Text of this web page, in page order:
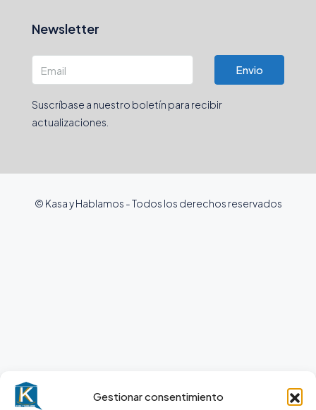
Gestionar consentimiento
Newsletter
Envio
Suscríbase a nuestro boletín para recibir
actualizaciones.
© Kasa y Hablamos - Todos los derechos reservados